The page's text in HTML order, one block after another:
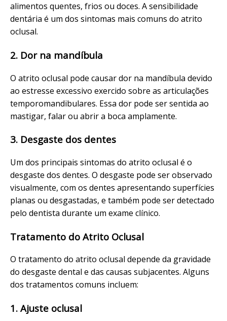
alimentos quentes, frios ou doces. A sensibilidade
dentária é um dos sintomas mais comuns do atrito
oclusal.
2. Dor na mandíbula
O atrito oclusal pode causar dor na mandíbula devido
ao estresse excessivo exercido sobre as articulações
temporomandibulares. Essa dor pode ser sentida ao
mastigar, falar ou abrir a boca amplamente.
3. Desgaste dos dentes
Um dos principais sintomas do atrito oclusal é o
desgaste dos dentes. O desgaste pode ser observado
visualmente, com os dentes apresentando superfícies
planas ou desgastadas, e também pode ser detectado
pelo dentista durante um exame clínico.
Tratamento do Atrito Oclusal
O tratamento do atrito oclusal depende da gravidade
do desgaste dental e das causas subjacentes. Alguns
dos tratamentos comuns incluem:
1. Ajuste oclusal